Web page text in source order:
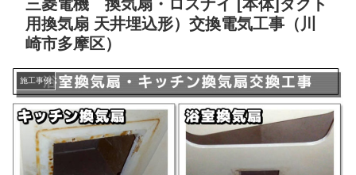
三菱電機 換気扇・ロスナイ [本体]ダクト
用換気扇 天井埋込形）交換電気工事（川
崎市多摩区）
施工事例